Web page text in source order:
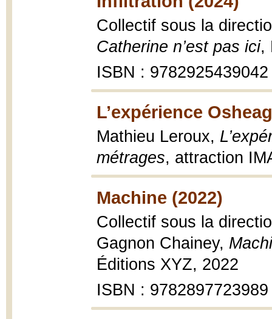
Collectif sous la
Catherine n’est pas ici,
ISBN : 9782925439042
L’expérience
Mathieu Leroux,
métrages, attraction
Machine (2022)
Collectif sous la
Gagnon Chainey,
Éditions XYZ, 2022
ISBN : 9782897723989